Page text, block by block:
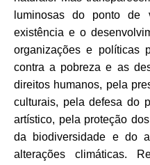
luminosas do ponto de
existência e o
organizações e políticas
contra a pobreza e as
direitos humanos, pela
culturais, pela defesa do
artístico, pela proteção
da biodiversidade e do
alterações climáticas.